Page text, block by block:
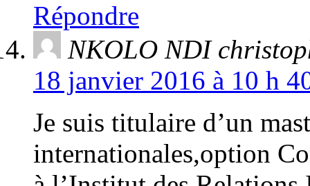
Répondre
NKOLO NDI
18 janvier 2016 à 10 h
Je suis titulaire d’un
internationales,option